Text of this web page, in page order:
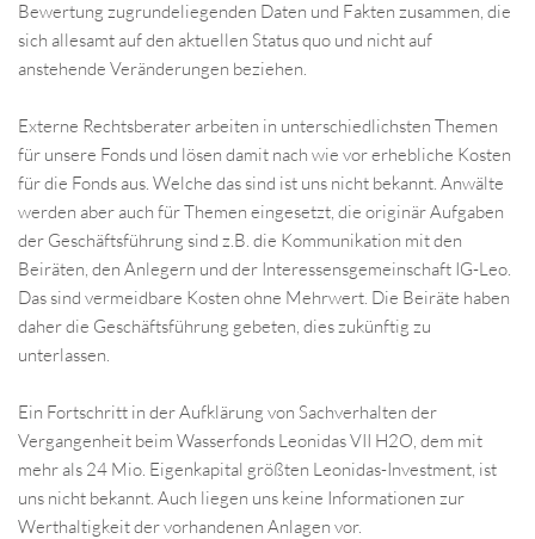
Bewertung zugrundeliegenden Daten und Fakten zusammen, die
sich allesamt auf den aktuellen Status quo und nicht auf
anstehende Veränderungen beziehen.
Externe Rechtsberater arbeiten in unterschiedlichsten Themen
für unsere Fonds und lösen damit nach wie vor erhebliche Kosten
für die Fonds aus. Welche das sind ist uns nicht bekannt. Anwälte
werden aber auch für Themen eingesetzt, die originär Aufgaben
der Geschäftsführung sind z.B. die Kommunikation mit den
Beiräten, den Anlegern und der Interessensgemeinschaft IG-Leo.
Das sind vermeidbare Kosten ohne Mehrwert. Die Beiräte haben
daher die Geschäftsführung gebeten, dies zukünftig zu
unterlassen.
Ein Fortschritt in der Aufklärung von Sachverhalten der
Vergangenheit beim Wasserfonds Leonidas VII H2O, dem mit
mehr als 24 Mio. Eigenkapital größten Leonidas-Investment, ist
uns nicht bekannt. Auch liegen uns keine Informationen zur
Werthaltigkeit der vorhandenen Anlagen vor.